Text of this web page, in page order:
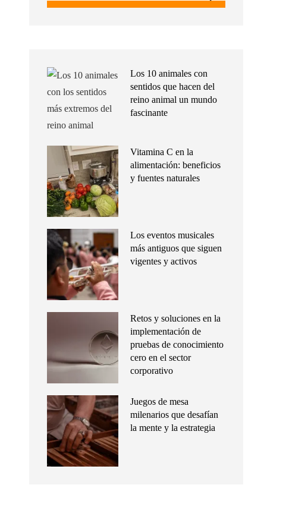
Los 10 animales con
sentidos que hacen del
reino animal un mundo
fascinante
Vitamina C en la
alimentación: beneficios
y fuentes naturales
Los eventos musicales
más antiguos que siguen
vigentes y activos
Retos y soluciones en la
implementación de
pruebas de conocimiento
cero en el sector
corporativo
Juegos de mesa
milenarios que desafían
la mente y la estrategia